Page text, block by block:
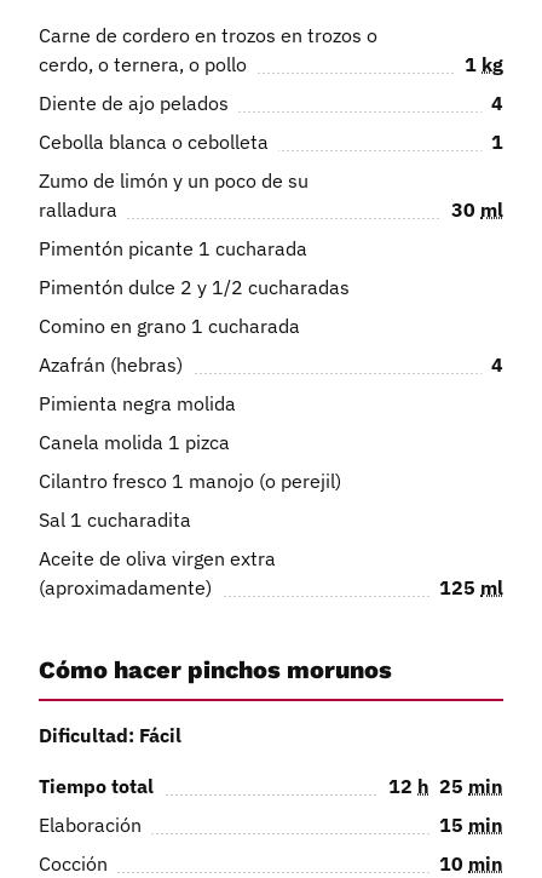
Carne de cordero en trozos en trozos o
cerdo, o ternera, o pollo
1 kg
Diente de ajo pelados
4
Cebolla blanca o cebolleta
1
Zumo de limón y un poco de su
ralladura
30 ml
Pimentón picante 1 cucharada
Pimentón dulce 2 y 1/2 cucharadas
Comino en grano 1 cucharada
Azafrán (hebras)
4
Pimienta negra molida
Canela molida 1 pizca
Cilantro fresco 1 manojo (o perejil)
Sal 1 cucharadita
Aceite de oliva virgen extra
(aproximadamente)
125 ml
Cómo hacer pinchos morunos
Dificultad: Fácil
Tiempo total 12 h 25 min
Elaboración
15 min
Cocción
10 min